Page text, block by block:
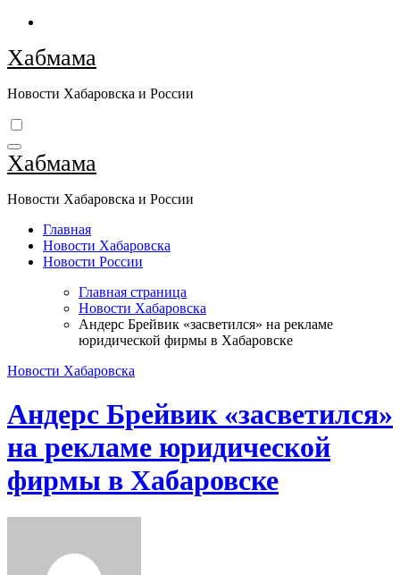
Перейти
содержимому
Хабмама
Новости Хабаровска и России
Хабмама
Новости Хабаровска и России
Главная
Новости Хабаровска
Новости России
Главная страница
Новости Хабаровска
Андерс Брейвик «засветился» на рекламе
юридической фирмы в Хабаровске
Новости Хабаровска
Андерс Брейвик «засветился»
на рекламе юридической
фирмы в Хабаровске